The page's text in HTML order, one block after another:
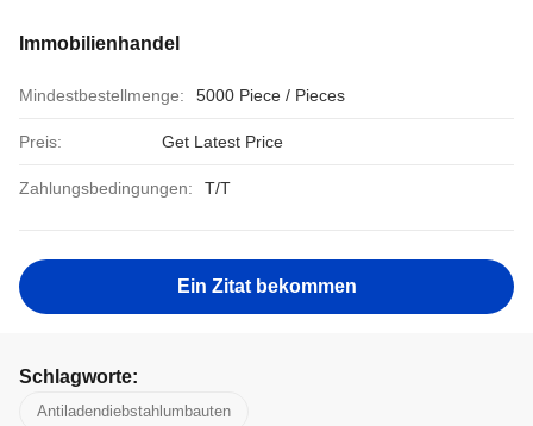
Immobilienhandel
Mindestbestellmenge: 5000 Piece / Pieces
Preis: Get Latest Price
Zahlungsbedingungen: T/T
Ein Zitat bekommen
Schlagworte:
Antiladendiebstahlumbauten